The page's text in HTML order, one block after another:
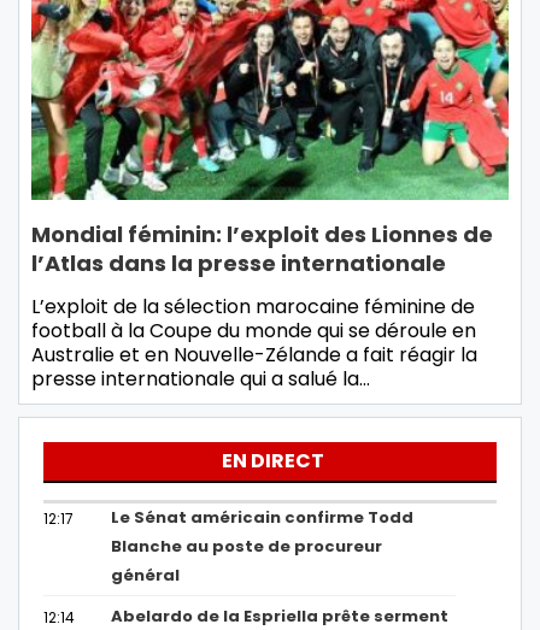
Mondial féminin: l’exploit des Lionnes de
l’Atlas dans la presse internationale
L’exploit de la sélection marocaine féminine de
football à la Coupe du monde qui se déroule en
Australie et en Nouvelle-Zélande a fait réagir la
presse internationale qui a salué la…
EN DIRECT
12:17
Le Sénat américain confirme Todd
Blanche au poste de procureur
général
12:14
Abelardo de la Espriella prête serment